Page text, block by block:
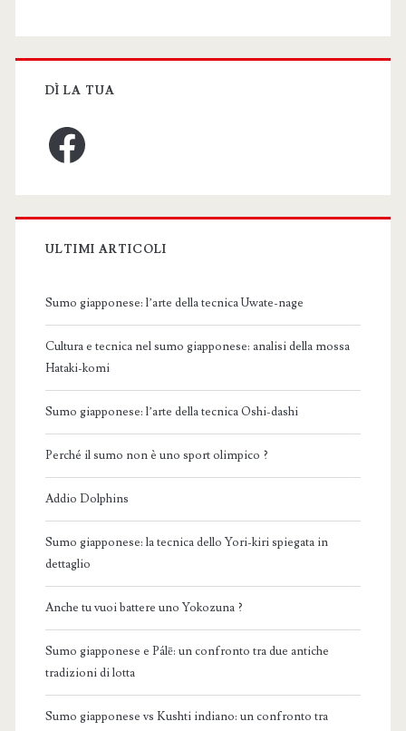
DÌ LA TUA
Facebook
ULTIMI ARTICOLI
Sumo giapponese: l’arte della tecnica Uwate-nage
Cultura e tecnica nel sumo giapponese: analisi della mossa
Hataki-komi
Sumo giapponese: l’arte della tecnica Oshi-dashi
Perché il sumo non è uno sport olimpico ?
Addio Dolphins
Sumo giapponese: la tecnica dello Yori-kiri spiegata in
dettaglio
Anche tu vuoi battere uno Yokozuna ?
Sumo giapponese e Pálē: un confronto tra due antiche
tradizioni di lotta
Sumo giapponese vs Kushti indiano: un confronto tra